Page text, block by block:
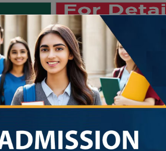
International University University College
জাতীয় বিশ্ববিদ্যালয় ২০২৫-২৬ শিক্ষাবর্ষের
Primary